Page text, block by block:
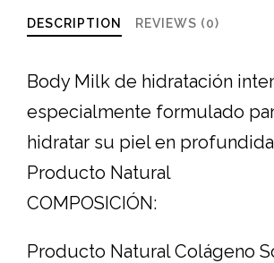
DESCRIPTION REVIEWS (0)
Body Milk de hidratación
especialmente formulado
hidratar su piel en
Producto Natural
COMPOSICIÓN:
Producto Natural Colágeno